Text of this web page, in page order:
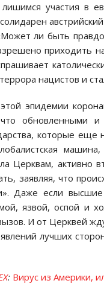
участия в
ли быть
приходить
нацистов и
этой эпидемии
что обновленными
которые еще
Церквам,
заявляя, что
Даже если
язвой, оспой и
И от Церквей
лучших
: Вирус из Америки,